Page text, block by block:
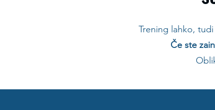
Trening lahko,
Če ste